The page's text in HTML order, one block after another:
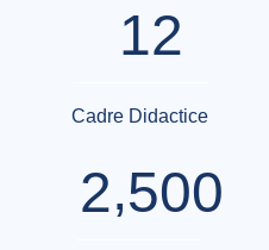
12
Cadre Didactice
2,500